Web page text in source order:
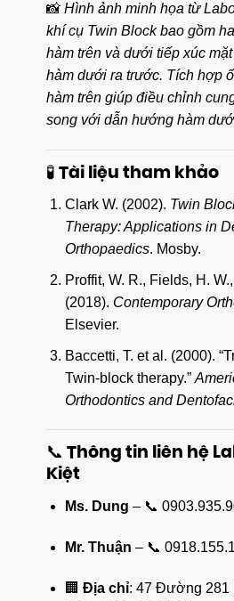
📸 Hình ảnh minh họa từ
khí cụ Twin Block bao gồm
hàm trên và dưới tiếp xúc
hàm dưới ra trước. Tích hợp
hàm trên giúp điều chỉnh
song với dẫn hướng hàm
🧪 Tài liệu tham khảo
Clark W. (2002). Twin
Therapy: Applications in
Orthopaedics. Mosby.
Proffit, W. R., Fields, H.
(2018). Contemporary
Elsevier.
Baccetti, T. et al. (2000).
Twin-block therapy.”
Orthodontics and
📞 Thông tin liên hệ
Kiệt
Ms. Dung – 📞
Mr. Thuận – 📞
🏢 Địa chỉ: 47 Đường 281